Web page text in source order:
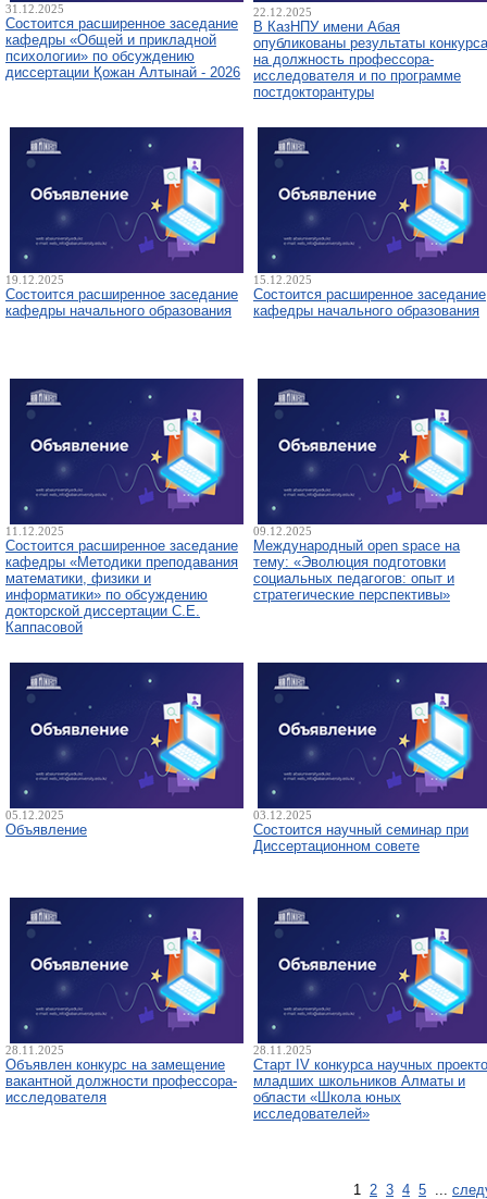
31.12.2025
Состоится расширенное заседание
кафедры «Общей и прикладной
психологии» по обсуждению
диссертации Қожан Алтынай - 2026
22.12.2025
В КазНПУ имени Абая
опубликованы результаты конкурса
на должность профессора-
исследователя и по программе
постдокторантуры
19.12.2025
Состоится расширенное заседание
кафедры начального образования
15.12.2025
Состоится расширенное заседание
кафедры начального образования
11.12.2025
Состоится расширенное заседание
кафедры «Методики преподавания
математики, физики и
информатики» по обсуждению
докторской диссертации С.Е.
Каппасовой
09.12.2025
Международный open space на
тему: «Эволюция подготовки
социальных педагогов: опыт и
стратегические перспективы»
05.12.2025
Объявление
03.12.2025
Состоится научный семинар при
Диссертационном совете
28.11.2025
Объявлен конкурс на замещение
вакантной должности профессора-
исследователя
28.11.2025
Старт IV конкурса научных
младших школьников Алматы и
области «Школа юных
исследователей»
1 2 3 4 5 ...